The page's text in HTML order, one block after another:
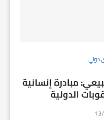
دولي
مبادرة إنسانية
الدولية